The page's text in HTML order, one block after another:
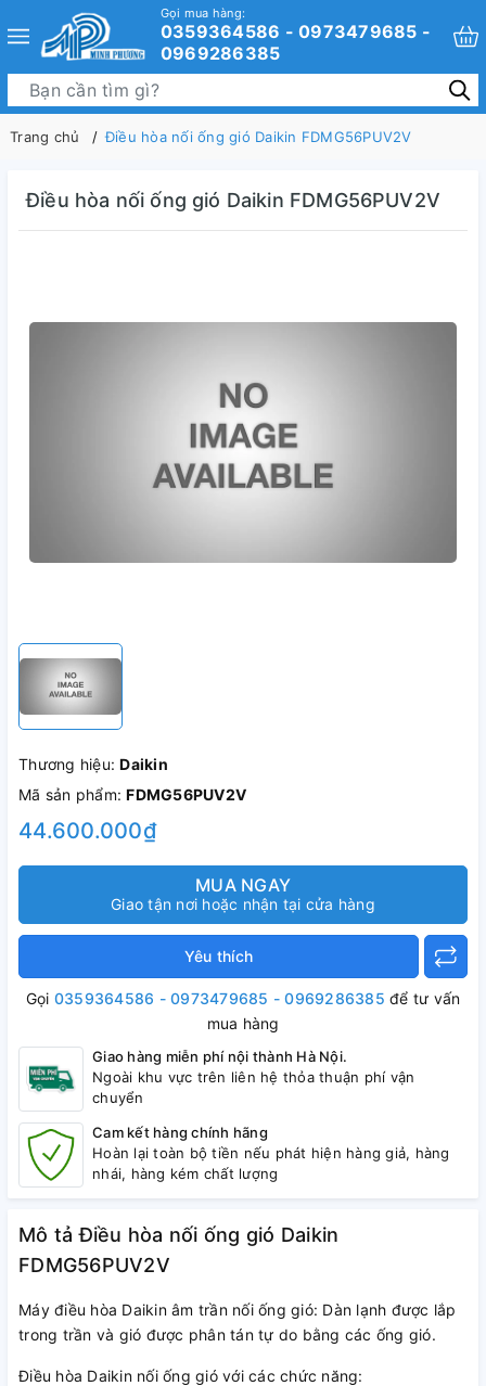
Gọi mua hàng:
0359364586 - 0973479685 -
0969286385
Trang chủ Điều hòa nối ống gió Daikin FDMG56PUV2V
Điều hòa nối ống gió Daikin FDMG56PUV2V
Thương hiệu:Daikin
Mã sản phẩm:FDMG56PUV2V
44.600.000₫
MUA NGAY
Giao tận nơi hoặc nhận tại cửa hàng
Yêu thích
Gọi 0359364586 - 0973479685 - 0969286385 để tư vấn
mua hàng
Giao hàng miễn phí nội thành Hà Nội.
Ngoài khu vực trên liên hệ thỏa thuận phí vận
chuyển
Cam kết hàng chính hãng
Hoàn lại toàn bộ tiền nếu phát hiện hàng giả, hàng
nhái, hàng kém chất lượng
Mô tả Điều hòa nối ống gió Daikin
FDMG56PUV2V
Máy điều hòa Daikin âm trần nối ống gió: Dàn lạnh được lắp
trong trần và gió được phân tán tự do bằng các ống gió.
Điều hòa Daikin nối ống gió với các chức năng: